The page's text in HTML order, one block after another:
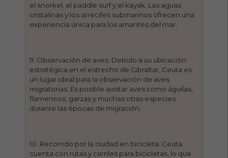
el snorkel, el paddle surf y el kayak. Las aguas
cristalinas y los arrecifes submarinos ofrecen una
experiencia única para los amantes del mar.
9. Observación de aves: Debido a su ubicación
estratégica en el estrecho de Gibraltar, Ceuta es
un lugar ideal para la observación de aves
migratorias. Es posible avistar aves como águilas,
flamencos, garzas y muchas otras especies
durante las épocas de migración.
10. Recorrido por la ciudad en bicicleta: Ceuta
cuenta con rutas y carriles para bicicletas, lo que